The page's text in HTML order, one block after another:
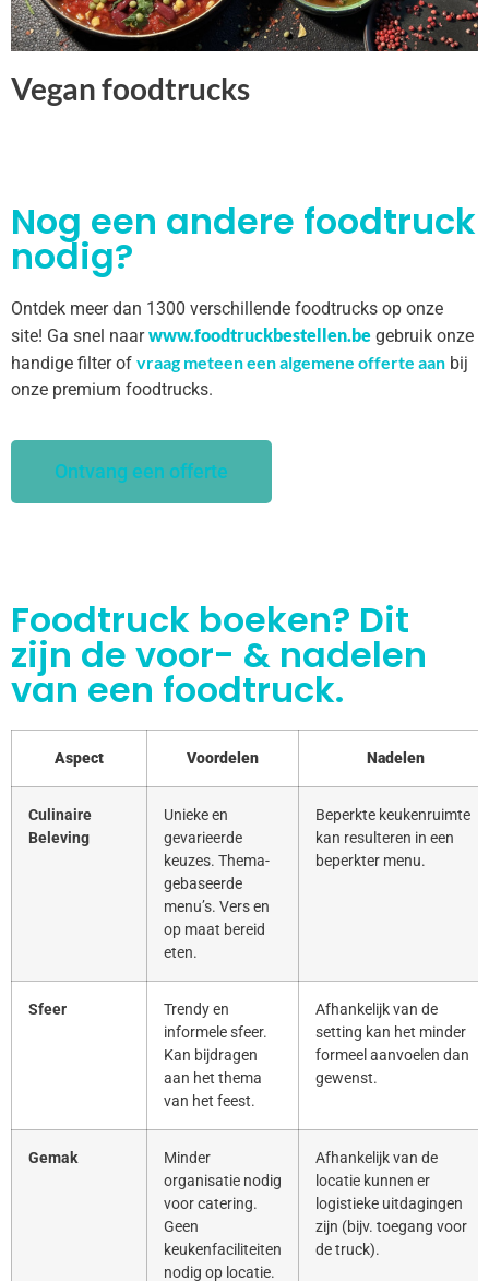
Vegan foodtrucks
Nog een andere foodtruck
nodig?
Ontdek meer dan 1300 verschillende foodtrucks op onze
site! Ga snel naarwww.foodtruckbestellen.be gebruik onze
handige filter of vraag meteen een algemene offerte aan bij
onze premium foodtrucks.
Ontvang een offerte
Foodtruck boeken? Dit
zijn de voor- & nadelen
van een foodtruck.
Aspect Voordelen Nadelen
Culinaire
Beleving
Unieke en
gevarieerde
keuzes. Thema-
gebaseerde
menu’s. Vers en
op maat bereid
eten.
Beperkte keukenruimte
kan resulteren in een
beperkter menu.
Sfeer
Trendy en
informele sfeer.
Kan bijdragen
aan het thema
van het feest.
Afhankelijk van de
setting kan het minder
formeel aanvoelen dan
gewenst.
Gemak
Minder
organisatie nodig
voor catering.
Geen
keukenfaciliteiten
nodig op locatie.
Afhankelijk van de
locatie kunnen er
logistieke uitdagingen
zijn (bijv. toegang voor
de truck).